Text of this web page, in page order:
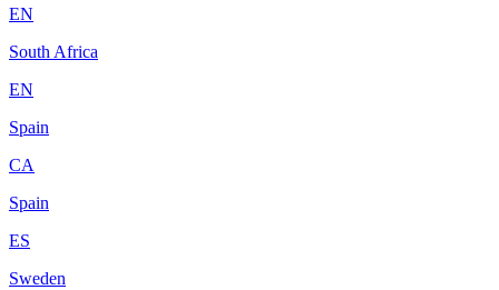
EN
South Africa
EN
Spain
CA
Spain
ES
Sweden